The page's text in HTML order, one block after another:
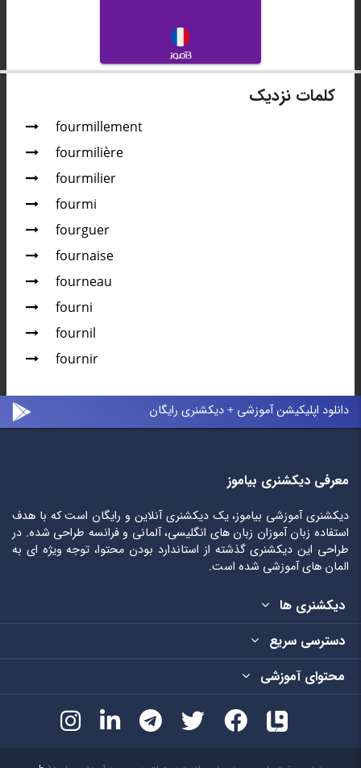
کلمات نزدیک
fourmillement
fourmilière
fourmilier
fourmi
fourguer
fournaise
fourneau
fourni
fournil
fournir
دانلود اپلیکیشن آموزشی + دیکشنری رایگان
معرفی دیکشنری بیاموز
دیکشنری آموزشی بیاموز، یک دیکشنری آنلاین و رایگان است که با هدف
استفاده زبان آموزان زبان های انگلیسی، آلمانی و فرانسه طراحی شده. در
طراحی این دیکشنری گذشته از استاندارد بودن محتوا، توجه ویژه ای به
المان های آموزشی شده است.
دیکشنری ها
دسترسی سریع
محتوای آموزشی